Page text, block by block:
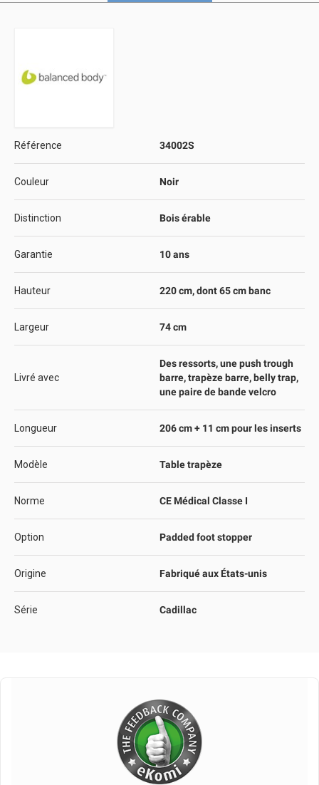
Référence 34002S
Couleur Noir
Distinction Bois érable
Garantie 10 ans
Hauteur 220 cm, dont 65 cm banc
Largeur 74 cm
Livré avec
Des ressorts, une push trough
barre, trapèze barre, belly trap,
une paire de bande velcro
Longueur 206 cm + 11 cm pour les inserts
Modèle Table trapèze
Norme CE Médical Classe I
Option Padded foot stopper
Origine Fabriqué aux États-unis
Série Cadillac